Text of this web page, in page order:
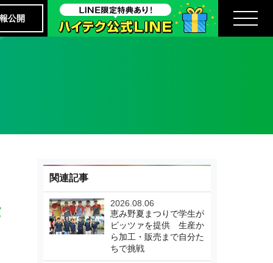
公開
関連記事
2026.08.06
恵み野夏まつりで学生が
ピッツァを提供 生産か
ら加工・販売まで自分た
ちで挑戦